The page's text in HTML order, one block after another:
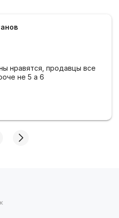
нравятся, продавцы все
не 5 а 6